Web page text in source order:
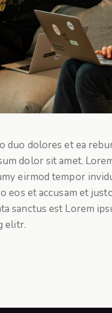
duo dolores et ea
dolor sit amet.
eirmod tempor
eos et accusam et
sanctus est Lorem
elitr.